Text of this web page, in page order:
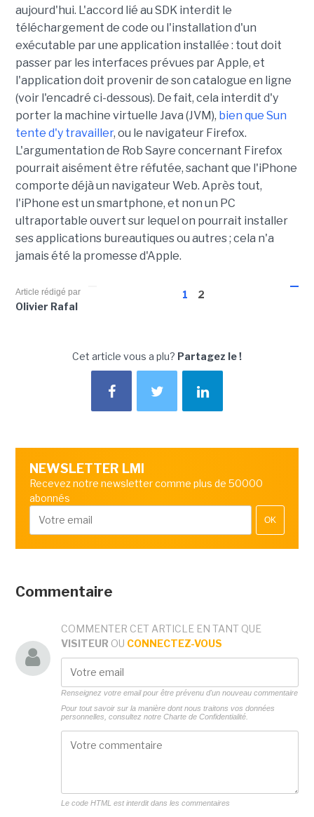
aujourd'hui. L'accord lié au SDK interdit le
téléchargement de code ou l'installation d'un
exécutable par une application installée : tout doit
passer par les interfaces prévues par Apple, et
l'application doit provenir de son catalogue en ligne
(voir l'encadré ci-dessous). De fait, cela interdit d'y
porter la machine virtuelle Java (JVM), bien que Sun
tente d'y travailler, ou le navigateur Firefox.
L'argumentation de Rob Sayre concernant Firefox
pourrait aisément être réfutée, sachant que l'iPhone
comporte déjà un navigateur Web. Après tout,
l'iPhone est un smartphone, et non un PC
ultraportable ouvert sur lequel on pourrait installer
ses applications bureautiques ou autres ; cela n'a
jamais été la promesse d'Apple.
1 2
Article rédigé par
Olivier Rafal
Cet article vous a plu? Partagez le !
NEWSLETTER LMI
Recevez notre newsletter comme plus de 50000
abonnés
OK
Commentaire
COMMENTER CET ARTICLE EN TANT QUE
VISITEUR OU CONNECTEZ-VOUS
Renseignez votre email pour être prévenu d'un nouveau commentaire
Pour tout savoir sur la manière dont nous traitons vos données
personnelles, consultez notre Charte de Confidentialité.
Le code HTML est interdit dans les commentaires